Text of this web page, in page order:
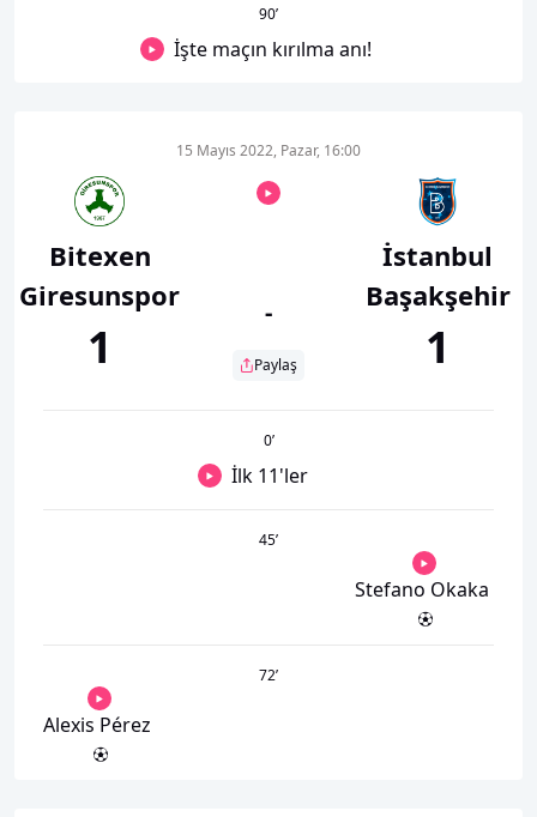
90’
İşte maçın kırılma anı!
Bitexen
Giresunspor
1
15 Mayıs 2022, Pazar, 16:00
-
Paylaş
İstanbul
Başakşehir
1
0’
İlk 11'ler
45’
Stefano Okaka
72’
Alexis Pérez